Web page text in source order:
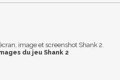
image et screenshot Shank 2.
du jeu Shank 2